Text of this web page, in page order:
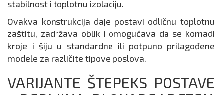
stabilnost i toplotnu izolaciju.
Ovakva konstrukcija daje postavi odličnu toplotnu
zaštitu, zadržava oblik i omogućava da se komadi
kroje i šiju u standardne ili potpuno prilagođene
modele za različite tipove poslova.
VARIJANTE ŠTEPEKS POSTAVE